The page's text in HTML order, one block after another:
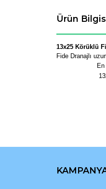
Ürün
13x25 Körüklü
Fide Dranajlı
Görüş ve
Ürün